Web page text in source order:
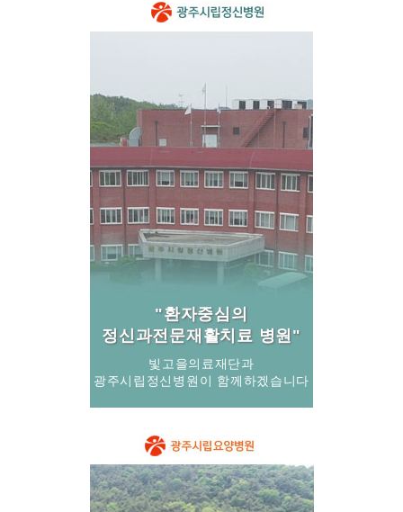
"환자중심의
정신과전문재활치료 병원"
빛고을의료재단과
광주시립정신병원이 함께하겠습니다